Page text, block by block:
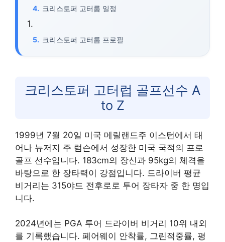
크리스토퍼 고터룹 일정
크리스토퍼 고터룹 프로필
크리스토퍼 고터럽 골프선수 A
to Z
1999년 7월 20일 미국 메릴랜드주 이스턴에서 태
어나 뉴저지 주 럼슨에서 성장한 미국 국적의 프로
골프 선수입니다. 183cm의 장신과 95kg의 체격을
바탕으로 한 장타력이 강점입니다. 드라이버 평균
비거리는 315야드 전후로로 투어 장타자 중 한 명입
니다.
2024년에는 PGA 투어 드라이버 비거리 10위 내외
를 기록했습니다. 페어웨이 안착률, 그린적중률, 평